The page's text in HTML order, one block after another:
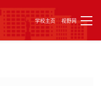
学校主页 视野网